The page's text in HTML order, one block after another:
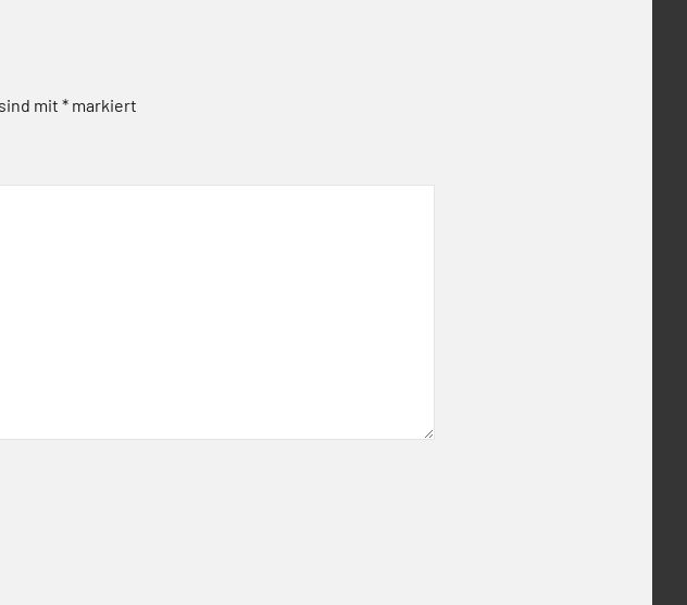
mit * markiert